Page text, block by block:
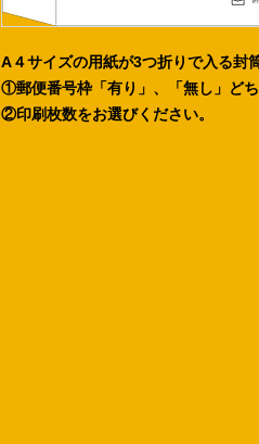
A４サイズの用紙が3つ折りで入る封
①郵便番号枠「有り」、「無し」どち
②印刷枚数をお選びください。